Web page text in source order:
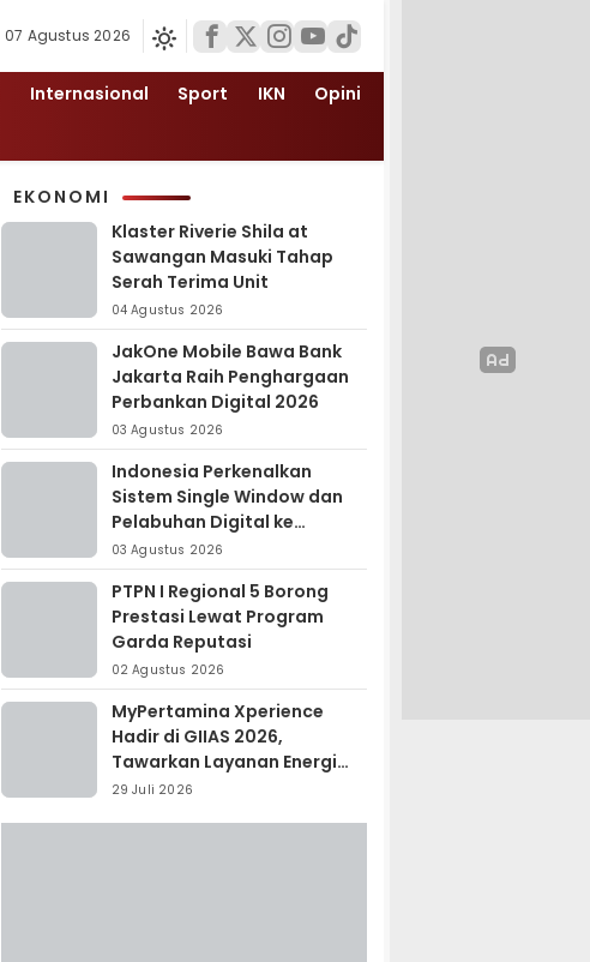
07 Agustus 2026
Internasional Sport IKN
Opini
EKONOMI
Klaster Riverie Shila at
Sawangan Masuki Tahap
Serah Terima Unit
04 Agustus 2026
JakOne Mobile Bawa Bank
Jakarta Raih Penghargaan
Perbankan Digital 2026
03 Agustus 2026
Indonesia Perkenalkan
Sistem Single Window dan
Pelabuhan Digital ke
Madagaskar
03 Agustus 2026
PTPN I Regional 5 Borong
Prestasi Lewat Program
Garda Reputasi
02 Agustus 2026
MyPertamina Xperience
Hadir di GIIAS 2026,
Tawarkan Layanan Energi
Terintegrasi
29 Juli 2026